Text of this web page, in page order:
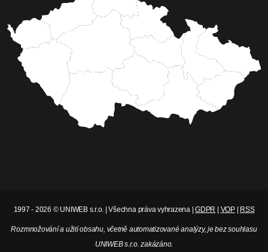
1997 - 2026 © UNIWEB s.r.o. | Všechna práva vyhrazena |GDPR | VOP| RSS
Rozmnožování a užití obsahu, včetně automatizované analýzy, je bez souhlasu
UNIWEB s.r.o. zakázáno.